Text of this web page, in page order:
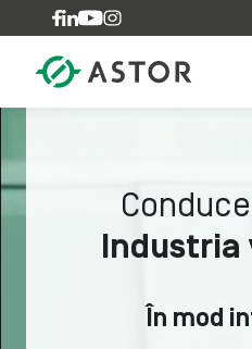
Skip to content
În mod